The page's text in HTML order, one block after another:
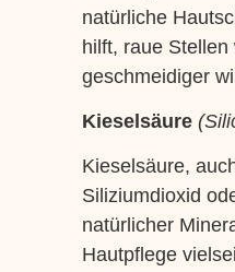
natürliche
hilft, raue Stellen
geschmeidiger
Kieselsäure
Kieselsäure,
Siliziumdioxid
natürlicher
Hautpflege